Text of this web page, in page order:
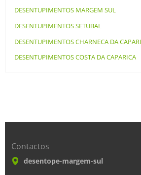
DESENTUPIMENTOS MARGEM SUL
DESENTUPIMENTOS SETUBAL
DESENTUPIMENTOS CHARNECA DA
DESENTUPIMENTOS COSTA DA CAPARICA
Contactos
desentope-margem-sul